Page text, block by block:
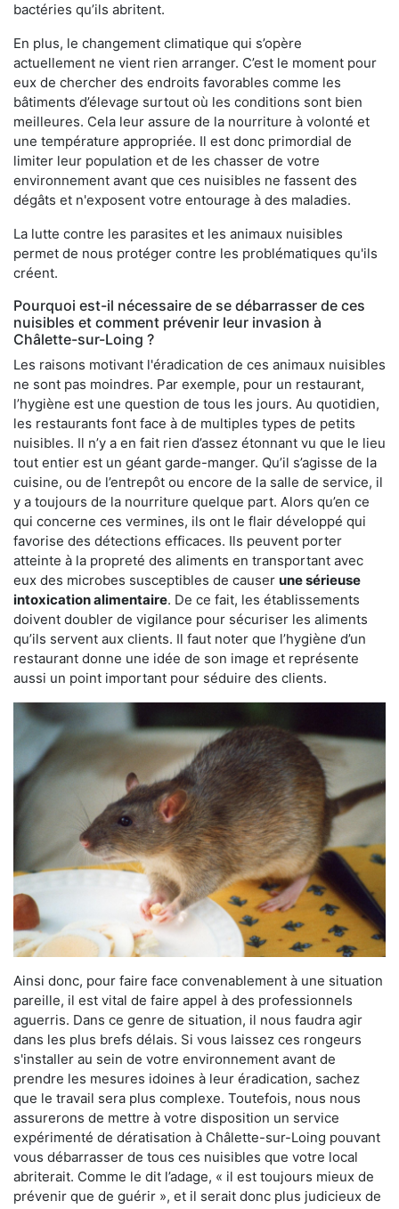
bactéries qu’ils abritent.
En plus, le changement climatique qui s’opère
actuellement ne vient rien arranger. C’est le moment pour
eux de chercher des endroits favorables comme les
bâtiments d’élevage surtout où les conditions sont bien
meilleures. Cela leur assure de la nourriture à volonté et
une température appropriée. Il est donc primordial de
limiter leur population et de les chasser de votre
environnement avant que ces nuisibles ne fassent des
dégâts et n'exposent votre entourage à des maladies.
La lutte contre les parasites et les animaux nuisibles
permet de nous protéger contre les problématiques qu'ils
créent.
Pourquoi est-il nécessaire de se débarrasser de ces
nuisibles et comment prévenir leur invasion à
Châlette-sur-Loing ?
Les raisons motivant l'éradication de ces animaux nuisibles
ne sont pas moindres. Par exemple, pour un restaurant,
l’hygiène est une question de tous les jours. Au quotidien,
les restaurants font face à de multiples types de petits
nuisibles. Il n’y a en fait rien d’assez étonnant vu que le lieu
tout entier est un géant garde-manger. Qu’il s’agisse de la
cuisine, ou de l’entrepôt ou encore de la salle de service, il
y a toujours de la nourriture quelque part. Alors qu’en ce
qui concerne ces vermines, ils ont le flair développé qui
favorise des détections efficaces. Ils peuvent porter
atteinte à la propreté des aliments en transportant avec
eux des microbes susceptibles de causer une sérieuse
intoxication alimentaire. De ce fait, les établissements
doivent doubler de vigilance pour sécuriser les aliments
qu’ils servent aux clients. Il faut noter que l’hygiène d’un
restaurant donne une idée de son image et représente
aussi un point important pour séduire des clients.
Ainsi donc, pour faire face convenablement à une situation
pareille, il est vital de faire appel à des professionnels
aguerris. Dans ce genre de situation, il nous faudra agir
dans les plus brefs délais. Si vous laissez ces rongeurs
s'installer au sein de votre environnement avant de
prendre les mesures idoines à leur éradication, sachez
que le travail sera plus complexe. Toutefois, nous nous
assurerons de mettre à votre disposition un service
expérimenté de dératisation à Châlette-sur-Loing pouvant
vous débarrasser de tous ces nuisibles que votre local
abriterait. Comme le dit l’adage, « il est toujours mieux de
prévenir que de guérir », et il serait donc plus judicieux de